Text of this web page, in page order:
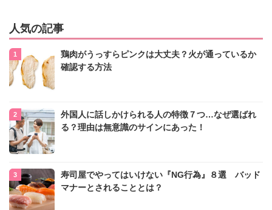
人気の記事
鶏肉がうっすらピンクは大丈夫？火が通っているか
確認する方法
外国人に話しかけられる人の特徴７つ…なぜ選ばれ
る？理由は無意識のサインにあった！
寿司屋でやってはいけない『NG行為』８選 バッド
マナーとされることとは？